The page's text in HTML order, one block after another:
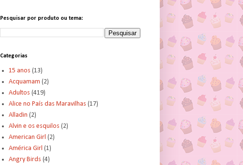
Pesquisar por produto ou tema:
Categorias
15 anos (13)
Acquamam (2)
Adultos (419)
Alice no País das Maravilhas (17)
Alladin (2)
Alvin e os esquilos (2)
American Girl (2)
América Girl (1)
Angry Birds (4)